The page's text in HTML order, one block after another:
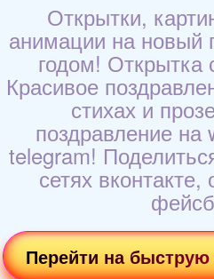
Открытки,
анимации на новый
годом! Открытка
Красивое
стихах и
поздравление на
telegram!
сетях вконтакте,
Перейти на